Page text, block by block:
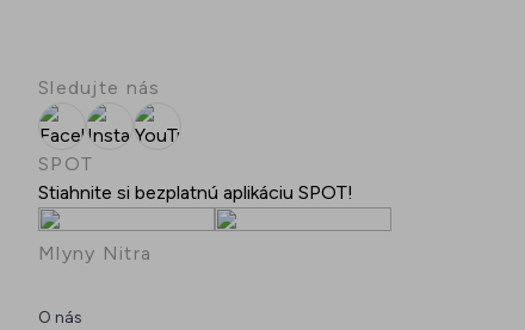
Sledujte nás
FacebookInstagramYouTube
SPOT
Stiahnite si bezplatnú aplikáciu SPOT!
Mlyny Nitra
O nás